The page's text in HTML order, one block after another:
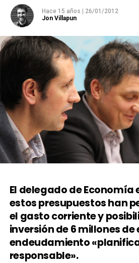
Hace 15 años
26/01/2012
Jon Villapun
El delegado de Economía
estos presupuestos han
el gasto corriente y
inversión de 6 millones de
endeudamiento
responsable».